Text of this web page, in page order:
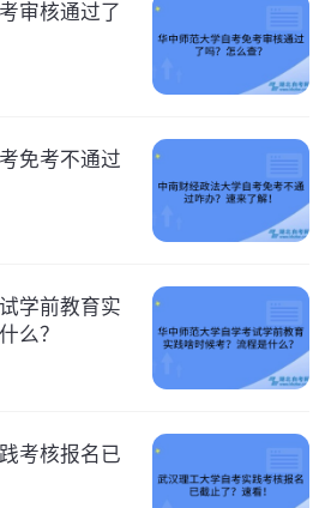
审核通过了
免考不通过
学前教育实
么？
考核报名已